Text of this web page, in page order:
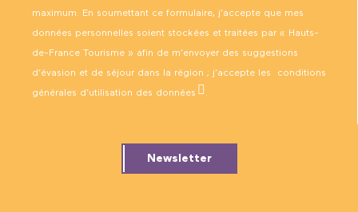
maximum. En soumettant ce formulaire, j’accepte que mes
données personnelles soient stockées et traitées par « Hauts-
de-France Tourisme » afin de m’envoyer des suggestions
d’évasion et de séjour dans la région ; j’accepte les conditions
générales d’utilisation des données .
Newsletter